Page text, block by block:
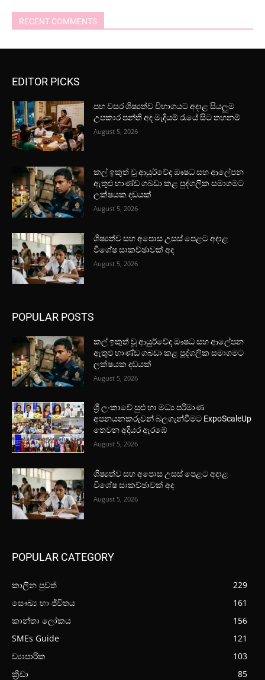
RECENT COMMENTS
EDITOR PICKS
පහ වසර ශිෂ්‍යත්ව විභාගයට අදාළ සියලුම
උපකාර පන්ති අද මැදියම් රැයේ සිට තහනම්
August 5, 2026
කල් ඉකුත් වූ ආයුර්වේද ඖෂධ සහ ආලේපන
ඇතුළු භාණ්ඩ ගබඩා කළ පුද්ගලික සමාගමට
ලක්ෂයක දඩයක්
August 5, 2026
ශිෂ්‍යත්ව සහ අපොස උසස් පෙළට අදාළ
විශේෂ සාකච්ඡාවක් අද
August 5, 2026
POPULAR POSTS
කල් ඉකුත් වූ ආයුර්වේද ඖෂධ සහ ආලේපන
ඇතුළු භාණ්ඩ ගබඩා කළ පුද්ගලික සමාගමට
ලක්ෂයක දඩයක්
August 5, 2026
ශ්‍රී ලංකාවේ සුළු හා මධ්‍ය පරිමාණ
අපනයනකරුවන් බලගැන්වීමට ExpoScaleUp
තෙවන අදියර ඇරඹේ
August 5, 2026
ශිෂ්‍යත්ව සහ අපොස උසස් පෙළට අදාළ
විශේෂ සාකච්ඡාවක් අද
August 5, 2026
POPULAR CATEGORY
කාලීන පුවත්
229
සෞඛ්‍ය හා ජීවිතය
161
කාන්තා ලෝකය
156
SMEs Guide
121
ව්‍යාපාරික
103
ක්‍රීඩා
85